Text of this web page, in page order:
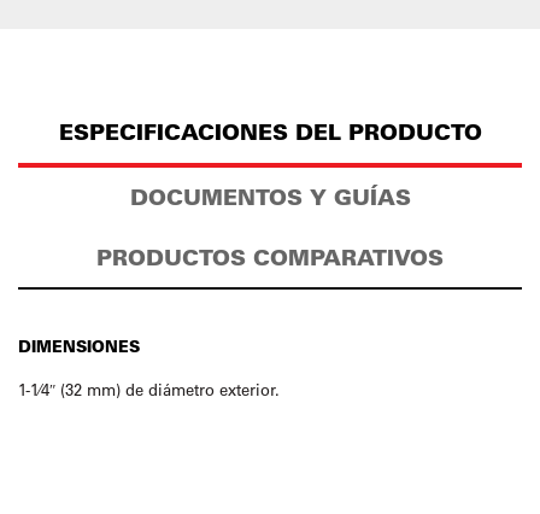
ESPECIFICACIONES DEL PRODUCTO
DOCUMENTOS Y GUÍAS
PRODUCTOS COMPARATIVOS
DIMENSIONES
1-1⁄4″ (32 mm) de diámetro exterior.